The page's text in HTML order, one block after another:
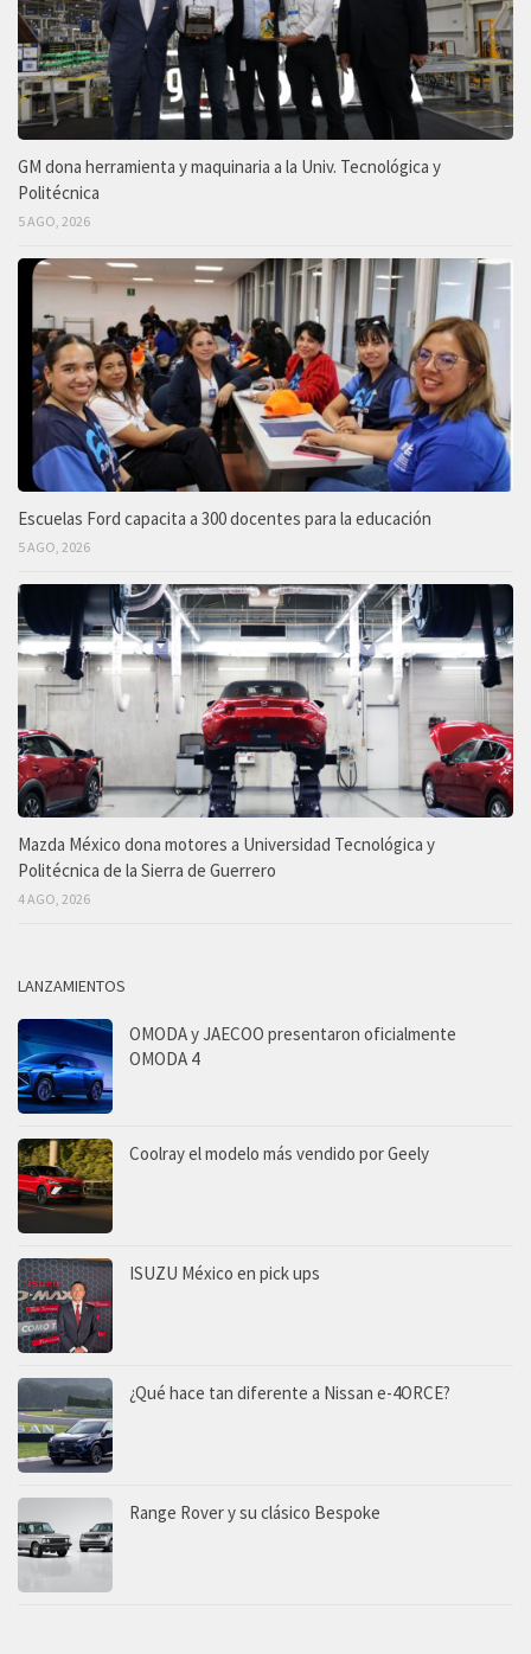
GM dona herramienta y maquinaria a la Univ. Tecnológica y
Politécnica
5 AGO, 2026
Escuelas Ford capacita a 300 docentes para la educación
5 AGO, 2026
Mazda México dona motores a Universidad Tecnológica y
Politécnica de la Sierra de Guerrero
4 AGO, 2026
LANZAMIENTOS
OMODA y JAECOO presentaron oficialmente
OMODA 4
Coolray el modelo más vendido por Geely
ISUZU México en pick ups
¿Qué hace tan diferente a Nissan e-4ORCE?
Range Rover y su clásico Bespoke